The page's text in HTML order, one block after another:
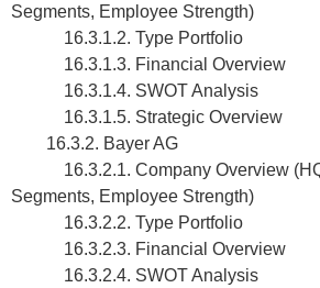
Segments, Employee Strength)
16.3.1.2. Type Portfolio
16.3.1.3. Financial Overview
16.3.1.4. SWOT Analysis
16.3.1.5. Strategic Overview
16.3.2. Bayer AG
16.3.2.1. Company Overview
Segments, Employee Strength)
16.3.2.2. Type Portfolio
16.3.2.3. Financial Overview
16.3.2.4. SWOT Analysis